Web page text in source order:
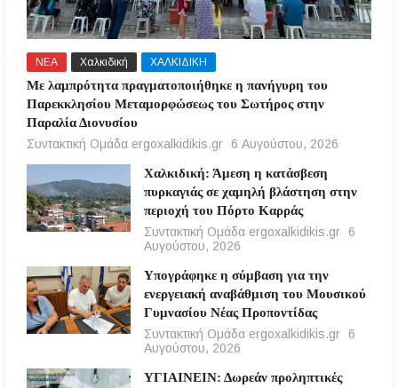
ΝΕΑ Χαλκιδική ΧΑΛΚΙΔΙΚΗ
Με λαμπρότητα πραγματοποιήθηκε η πανήγυρη του
Παρεκκλησίου Μεταμορφώσεως του Σωτήρος στην
Παραλία Διονυσίου
Συντακτική Ομάδα ergoxalkidikis.gr
6 Αυγούστου, 2026
Χαλκιδική: Άμεση η κατάσβεση
πυρκαγιάς σε χαμηλή βλάστηση στην
περιοχή του Πόρτο Καρράς
Συντακτική Ομάδα ergoxalkidikis.gr
6
Αυγούστου, 2026
Υπογράφηκε η σύμβαση για την
ενεργειακή αναβάθμιση του Μουσικού
Γυμνασίου Νέας Προποντίδας
Συντακτική Ομάδα ergoxalkidikis.gr
6
Αυγούστου, 2026
ΥΓΙΑΙΝΕΙΝ: Δωρεάν προληπτικές